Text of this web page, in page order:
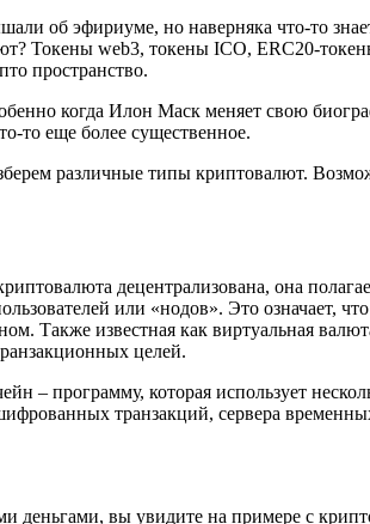
об эфириуме, но наверняка что-то
Токены web3, токены ICO, ERC20-
пространство.
когда Илон Маск меняет свою
то еще более существенное.
различные типы криптовалют.
децентрализована, она
или «нодов». Это означает,
Также известная как виртуальная
целей.
– программу, которая использует
транзакций, сервера
деньгами, вы увидите на примере с